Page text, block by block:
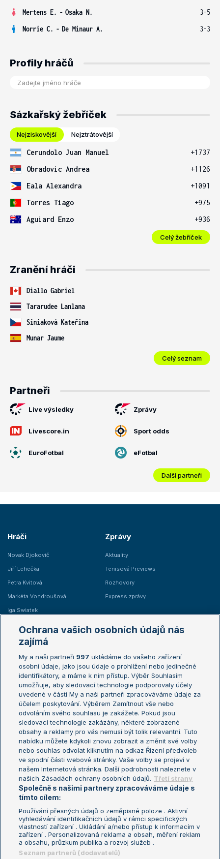
Mertens E. - Osaka N.
3-5
Norrie C. - De Minaur A. 3-3
Profily hráčů
Sázkařský žebříček
Nejziskovější Nejztrátovější
Cerundolo Juan Manuel
+1737
Obradovic Andrea
+1126
Eala Alexandra
+1091
Torres Tiago
+975
Aguiard Enzo
+936
Celý žebříček
Zranění hráči
Diallo Gabriel
Tararudee Lanlana
Siniaková Kateřina
Munar Jaume
Celý seznam
Partneři
Live výsledky Zprávy
Livescore.in Sport odds
EuroFotbal eFotbal
Další partneři
Hráči
Novak Djokovič
Jiří Lehečka
Petra Kvitová
Markéta Vondroušová
Iga Swiatek
Zprávy
Aktuality
Tenisová Previews
Rozhovory
Express zprávy
Žebříčky
Žebříček ATP (muži)
Žebříček WTA (ženy)
Sázkařský žebříček
Australian Open
French Open
Wimbledon
US Open
Turnaj mistrů
Turnaj mistryň
Aktualní trendy
Fotbalové přestupy
Livesport Daily
LS Prague Open
Podmínky užití
Nastavení soukromí
GDPR a žurnalistika
Reklama
Kontakt
Informace o zpracování osobních
údajů
Ochrana vašich osobních údajů nás
zajímá
My a naši partneři 997 ukládáme do vašeho zařízení
osobní údaje, jako jsou údaje o prohlížení nebo jedinečné
identifikátory, a máme k nim přístup. Výběr Souhlasím
umožňuje, aby sledovací technologie podporovaly účely
uvedené v části My a naši partneři zpracováváme údaje za
účelem poskytování. Výběrem Zamítnout vše nebo
odvoláním svého souhlasu je zakážete. Pokud jsou
sledovací technologie zakázány, některé zobrazené
obsahy a reklamy pro vás nemusí být tolik relevantní. Tuto
nabídku můžete kdykoli znovu zobrazit a změnit své volby
nebo souhlas odvolat kliknutím na odkaz Řízení předvoleb
ve spodní části webové stránky. Vaše volby se projeví v
našem Internetová stránka. Další podrobnosti naleznete v
našich Zásadách ochrany osobních údajů. Třetí strany
Společně s našimi partnery zpracováváme údaje s
tímto cílem:
Používání přesných údajů o zeměpisné poloze . Aktivní
vyhledávání identifikačních údajů v rámci specifických
vlastností zařízení . Ukládání a/nebo přístup k informacím v
zařízení . Personalizovaná reklama a obsah, měření reklam
a obsahu, průzkum publika a rozvoj služeb .
Seznam partnerů (dodavatelů)